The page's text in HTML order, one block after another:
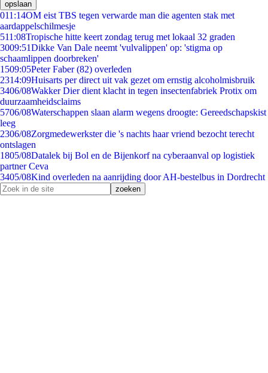
opslaan
011:14OM eist TBS tegen verwarde man die agenten stak met
aardappelschilmesje
511:08Tropische hitte keert zondag terug met lokaal 32 graden
3009:51Dikke Van Dale neemt 'vulvalippen' op: 'stigma op
schaamlippen doorbreken'
1509:05Peter Faber (82) overleden
2314:09Huisarts per direct uit vak gezet om ernstig alcoholmisbruik
3406/08Wakker Dier dient klacht in tegen insectenfabriek Protix om
duurzaamheidsclaims
5706/08Waterschappen slaan alarm wegens droogte: Gereedschapskist
leeg
2306/08Zorgmedewerkster die 's nachts haar vriend bezocht terecht
ontslagen
1805/08Datalek bij Bol en de Bijenkorf na cyberaanval op logistiek
partner Ceva
3405/08Kind overleden na aanrijding door AH-bestelbus in Dordrecht